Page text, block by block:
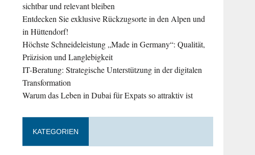
sichtbar und relevant bleiben
Entdecken Sie exklusive Rückzugsorte in den Alpen und
in Hüttendorf!
Höchste Schneideleistung „Made in Germany“: Qualität,
Präzision und Langlebigkeit
IT-Beratung: Strategische Unterstützung in der digitalen
Transformation
Warum das Leben in Dubai für Expats so attraktiv ist
KATEGORIEN